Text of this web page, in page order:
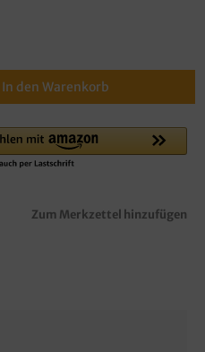
In den Warenkorb
Zum Merkzettel hinzufügen